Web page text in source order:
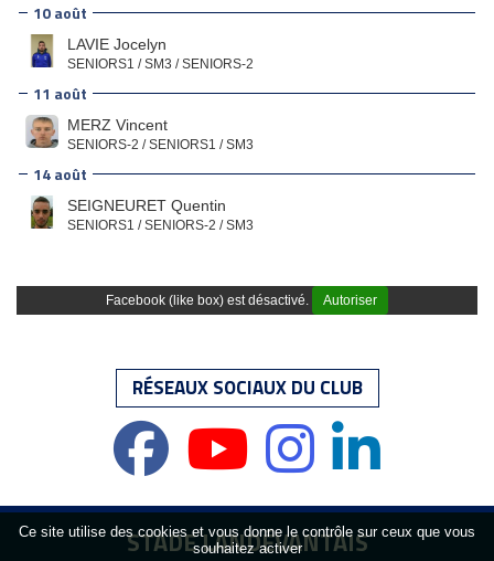
10 août
LAVIE Jocelyn
SENIORS1 / SM3 / SENIORS-2
11 août
MERZ Vincent
SENIORS-2 / SENIORS1 / SM3
14 août
SEIGNEURET Quentin
SENIORS1 / SENIORS-2 / SM3
Facebook (like box) est désactivé. Autoriser
RÉSEAUX SOCIAUX DU CLUB
STADE LANDÉVANTAIS
Ce site utilise des cookies et vous donne le contrôle sur ceux que vous
souhaitez activer